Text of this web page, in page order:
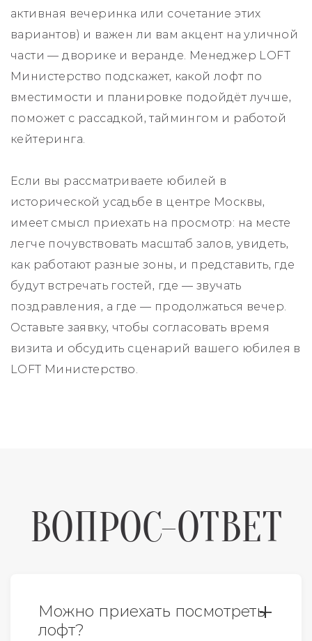
активная вечеринка или сочетание этих
вариантов) и важен ли вам акцент на уличной
части — дворике и веранде. Менеджер LOFT
Министерство подскажет, какой лофт по
вместимости и планировке подойдёт лучше,
поможет с рассадкой, таймингом и работой
кейтеринга.
Если вы рассматриваете юбилей в
исторической усадьбе в центре Москвы,
имеет смысл приехать на просмотр: на месте
легче почувствовать масштаб залов, увидеть,
как работают разные зоны, и представить, где
будут встречать гостей, где — звучать
поздравления, а где — продолжаться вечер.
Оставьте заявку, чтобы согласовать время
визита и обсудить сценарий вашего юбилея в
LOFT Министерство.
ВОПРОС-ОТВЕТ
Можно приехать посмотреть
лофт?